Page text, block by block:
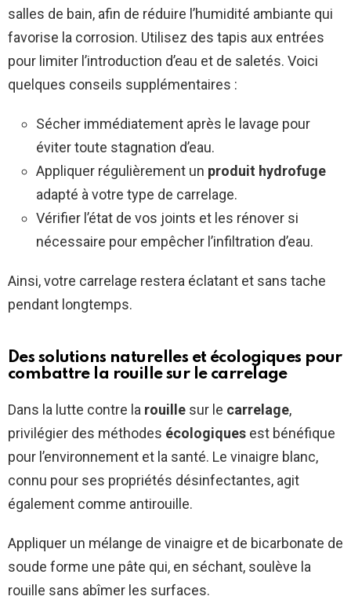
salles de bain, afin de réduire l’humidité ambiante qui
favorise la corrosion. Utilisez des tapis aux entrées
pour limiter l’introduction d’eau et de saletés. Voici
quelques conseils supplémentaires :
Sécher immédiatement après le lavage pour
éviter toute stagnation d’eau.
Appliquer régulièrement un produit hydrofuge
adapté à votre type de carrelage.
Vérifier l’état de vos joints et les rénover si
nécessaire pour empêcher l’infiltration d’eau.
Ainsi, votre carrelage restera éclatant et sans tache
pendant longtemps.
Des solutions naturelles et écologiques pour
combattre la rouille sur le carrelage
Dans la lutte contre la rouille sur le carrelage,
privilégier des méthodes écologiques est bénéfique
pour l’environnement et la santé. Le vinaigre blanc,
connu pour ses propriétés désinfectantes, agit
également comme antirouille.
Appliquer un mélange de vinaigre et de bicarbonate de
soude forme une pâte qui, en séchant, soulève la
rouille sans abîmer les surfaces.